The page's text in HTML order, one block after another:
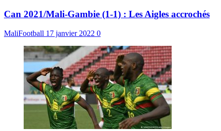
Can 2021/Mali-Gambie (1-1) : Les Aigles accrochés
MaliFootball 17 janvier 2022 0